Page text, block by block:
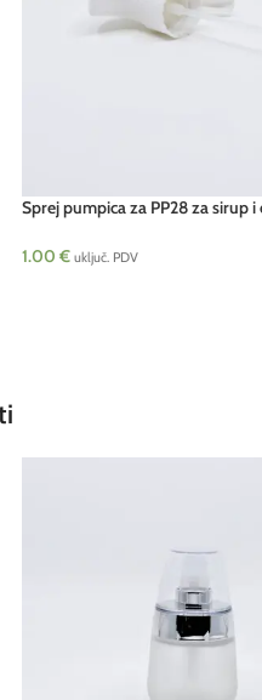
Sprej pumpica za PP28 za sirup
1.00 € uključ. PDV